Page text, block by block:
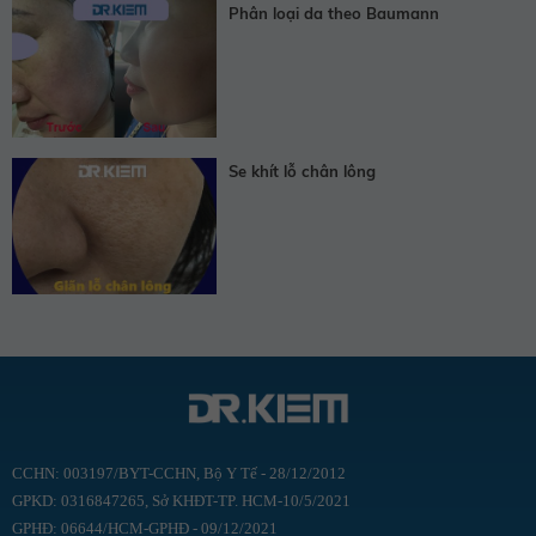
Phân loại da theo Baumann
Se khít lỗ chân lông
CCHN: 003197/BYT-CCHN, Bộ Y Tế - 28/12/2012
GPKD: 0316847265, Sở KHĐT-TP. HCM-10/5/2021
GPHĐ: 06644/HCM-GPHĐ - 09/12/2021